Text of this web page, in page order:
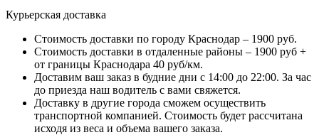
Курьерская доставка
Стоимость доставки по городу Краснодар – 1900 руб.
Стоимость доставки в отдаленные районы – 1900 руб +
от границы Краснодара 40 руб/км.
Доставим ваш заказ в будние дни с 14:00 до 22:00. За час
до приезда наш водитель с вами свяжется.
Доставку в другие города сможем осуществить
транспортной компанией. Стоимость будет рассчитана
исходя из веса и объема вашего заказа.